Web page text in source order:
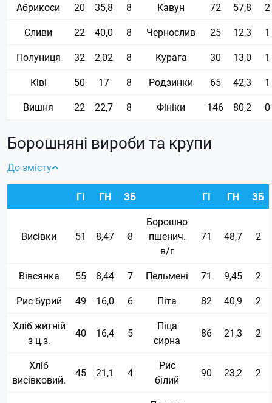
Абрикоси
20 35,8 8 Кавун 72 57,8
2
Сливи
22 40,0 8 Чернослив 25 12,3
1
Полуниця
32 2,02 8 Курага 30 13,0
1
Ківі
50 17 8 Родзинки 65 42,3
1
Вишня
22 22,7 8 Фініки 146 80,2 0
Борошняні вироби та крупи
До змісту
ГІ ГН ЗБ ГІ ГН ЗБ
Висівки 51 8,47 8
Борошно
пшенич.
в/г
71 48,7 2
Вівсянка 55 8,44 7 Пельмені 71 9,45
2
Рис бурий
49 16,0 6 Піта 82 40,9
2
Хліб житній
з ц.з.
40 16,4 5
Піца
сирна
86 21,3 2
Хліб
висівковий.
45 21,1 4
Рис
білий
90 23,2 2